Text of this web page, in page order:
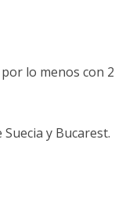
lo menos con 2
y Bucarest.